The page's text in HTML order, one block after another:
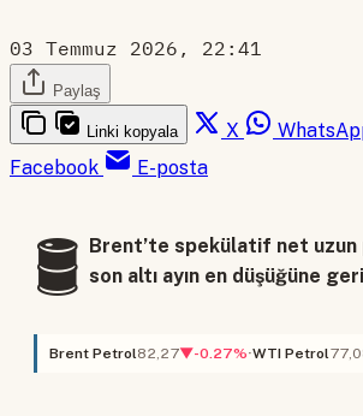
03 Temmuz 2026, 22:41
Paylaş
Linki kopyala X
Facebook
E-posta
🛢️
Brent’te spekülatif net uzun
son altı ayın en düşüğüne
Brent Petrol82,27▼-0.27% WTI Petrol